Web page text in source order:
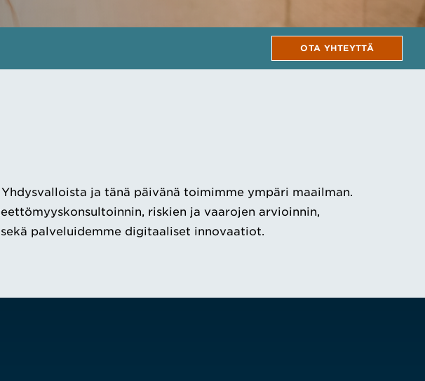
OTA YHTEYTTÄ
ja tänä päivänä toimimme ympäri maailman.
riskien ja vaarojen arvioinnin,
palveluidemme digitaaliset innovaatiot.